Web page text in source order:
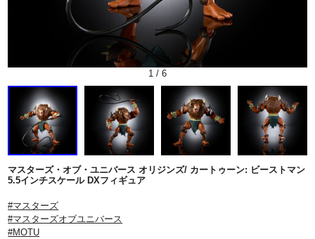
1 / 6
マスターズ・オブ・ユニバース オリジンズ/ カートゥーン: ビーストマン
5.5インチスケール DXフィギュア
#マスターズ
#マスターズオブユニバース
#MOTU